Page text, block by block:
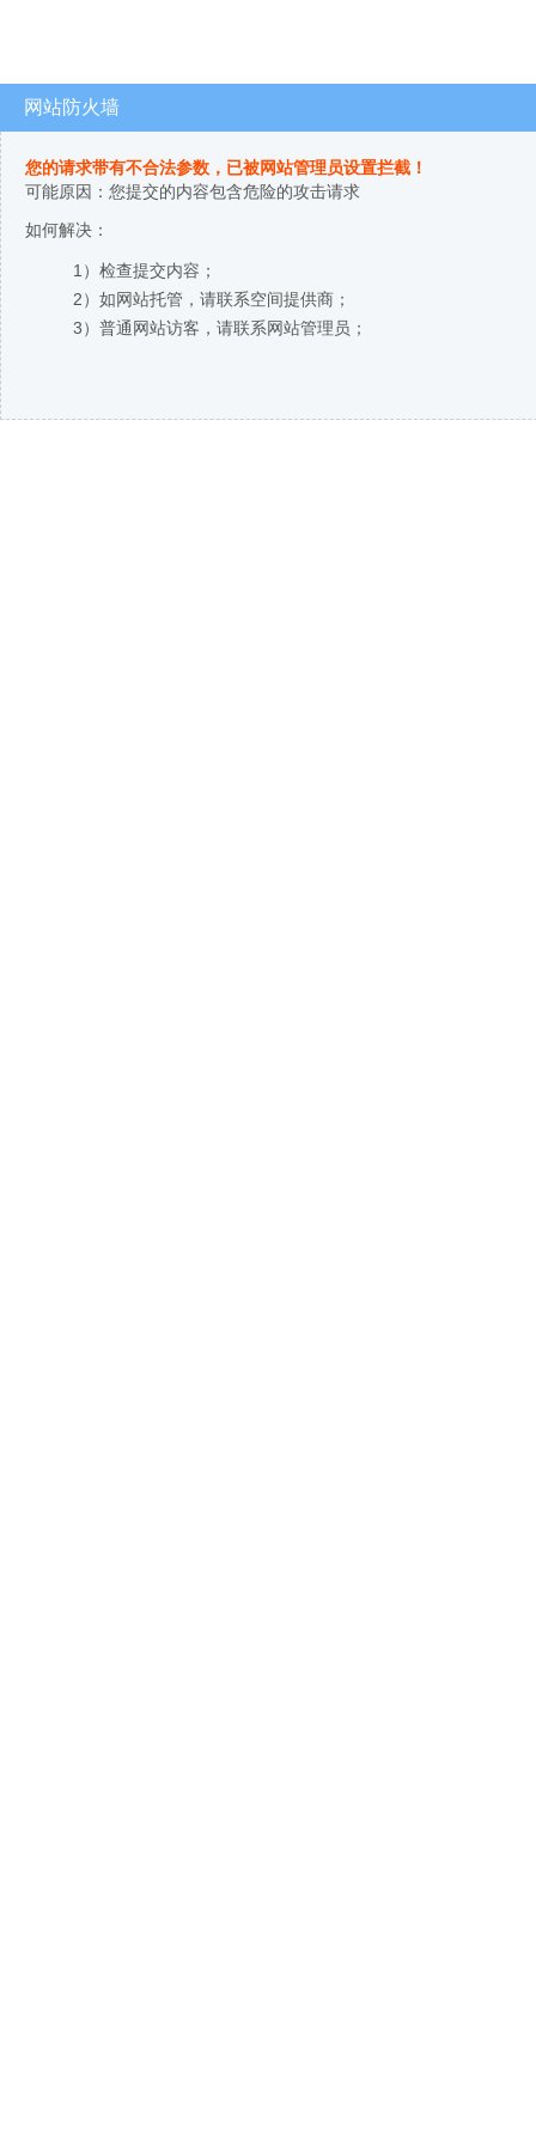
网站防火墙
您的请求带有不合法参数，已被网站管理员设置拦截！
可能原因：您提交的内容包含危险的攻击请求
如何解决：
1）检查提交内容；
2）如网站托管，请联系空间提供商；
3）普通网站访客，请联系网站管理员；